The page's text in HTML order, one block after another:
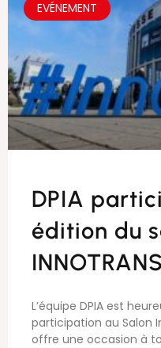
EVÉNEMENT
DPIA
édition du
INNOTRANS
L’équipe DPIA est
participation au Salon
offre une occasion à